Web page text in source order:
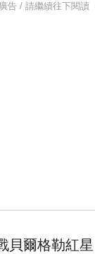
廣告 / 請繼續往下閱讀
貝爾格勒紅